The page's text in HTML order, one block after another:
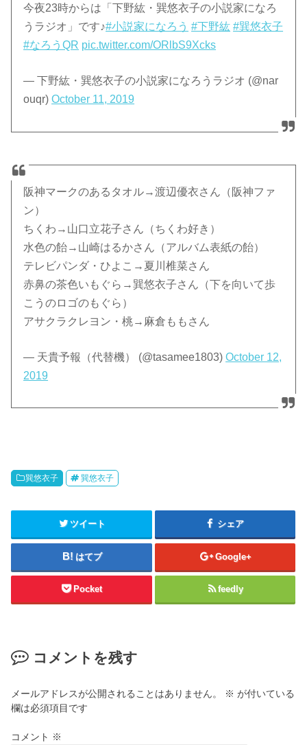
今夜23時からは「下野紘・巽悠衣子の小説家になろ
うラジオ」です♪#小説家になろう #下野紘 #巽悠衣子
#なろうQR pic.twitter.com/ORlbS9Xcks
— 下野紘・巽悠衣子の小説家になろうラジオ (@nar
ouqr)October 11, 2019
阪神マークのあるタオル→渡辺優衣さん（阪神ファ
ン）
ちくわ→山口立花子さん（ちくわ好き）
水色の飴→山崎はるかさん（アルバム表紙の飴）
テレビパンダ・ひよこ→夏川椎菜さん
赤鼻の茶色いもぐら→巽悠衣子さん（下を向いて歩
こうのロゴのもぐら）
アサクラクレヨン・桃→麻倉ももさん
— 天貴予報（代替機） (@tasamee1803)October 12,
2019
巽悠衣子 巽悠衣子
ツイート シェア
はてブ Google+
Pocket feedly
コメントを残す
メールアドレスが公開されることはありません。 ※ が付いている
欄は必須項目です
コメント ※